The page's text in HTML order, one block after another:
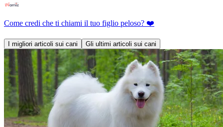
Come credi che ti chiami il tuo figlio peloso? ❤️
I migliori articoli sui cani Gli ultimi articoli sui cani